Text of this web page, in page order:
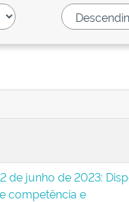
de junho de 2023:
competência e